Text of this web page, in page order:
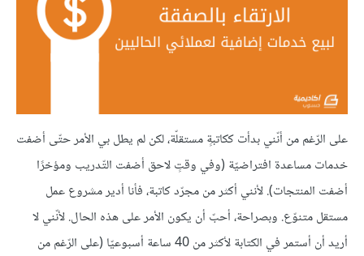
على الرّغم من أنّني بدأت ككاتبةٍ مستقلّة، لكن لم يطل بي الأمر حتّى أضفت
خدمات مساعدة افتراضيّة (وفي وقتٍ لاحق أضفت التّدريب ومؤخرًا
أضفت المنتجات). لأنني أكثر من مجرّد كاتبة، فأنا أدير مشروع عمل
مستقل متنوّع. وبصراحة، أحبّ أن يكون الأمر على هذه الحال. لأنّني لا
أريد أن أستمر في الكتابة لأكثر من 40 ساعة أسبوعيّا (على الرّغم من